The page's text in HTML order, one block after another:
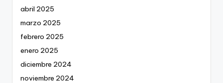
abril 2025
marzo 2025
febrero 2025
enero 2025
diciembre 2024
noviembre 2024